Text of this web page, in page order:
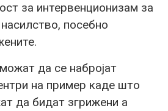
за интервенционизам за
посебно
да се набројат
на пример каде што
да бидат згрижени а